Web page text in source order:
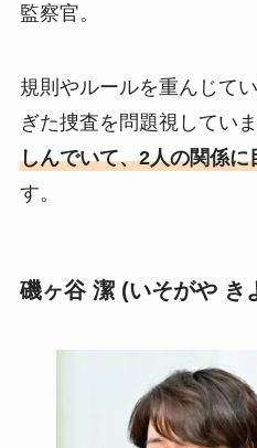
監察官。
規則やルールを重んじて
ぎた捜査を問題視していま
しんでいて、2人の関係に
す。
磯ヶ谷 潔 (いそがや き